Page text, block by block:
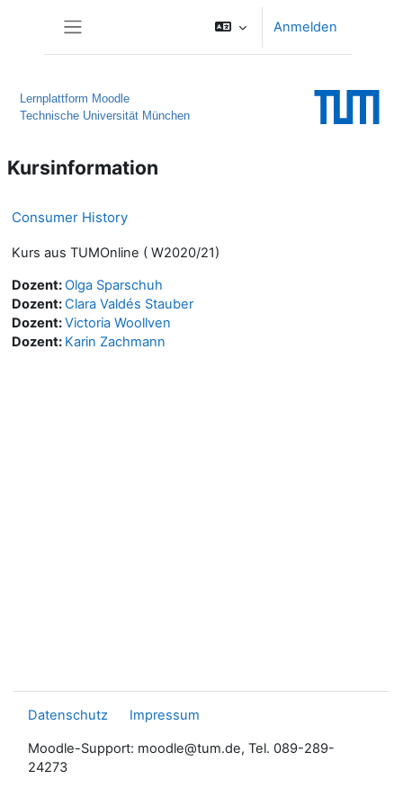
Anmelden
Lernplattform Moodle
Technische Universität München
Kursinformation
Consumer History
Kurs aus TUMOnline ( W2020/21)
Dozent:Olga Sparschuh
Dozent:Clara Valdés Stauber
Dozent:Victoria Woollven
Dozent: Karin Zachmann
Datenschutz Impressum
Moodle-Support: moodle@tum.de, Tel. 089-289-
24273